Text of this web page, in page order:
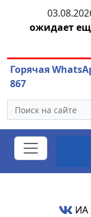
ожидает
Горячая
867
ИА